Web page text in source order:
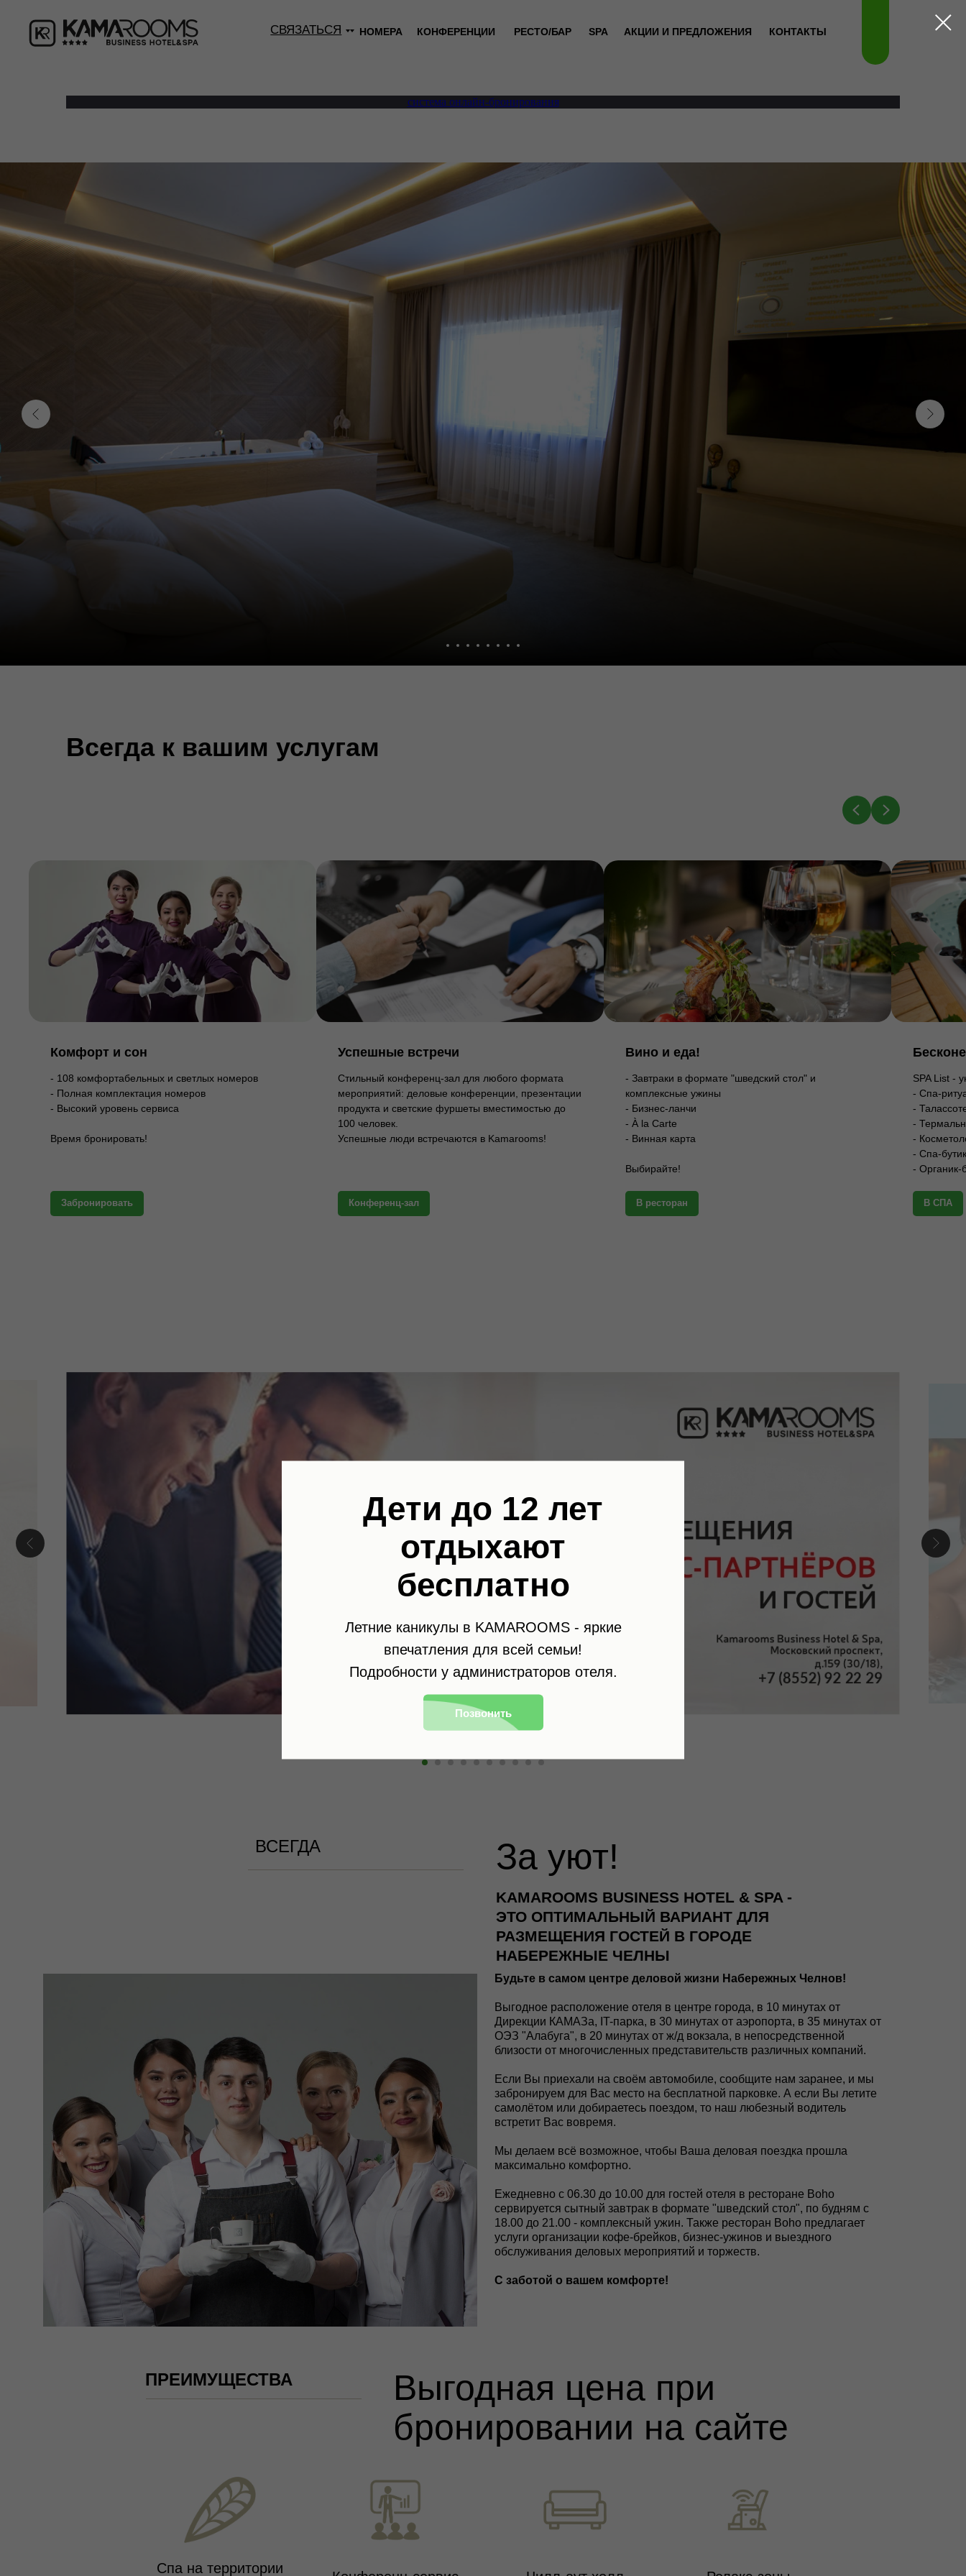
СВЯЗАТЬСЯ НОМЕРА КОНФЕРЕНЦИИ РЕСТО/БАР SPA АКЦИИ И ПРЕДЛОЖЕНИЯ КОНТАКТЫ
система онлайн-бронирования
Всегда к вашим услугам
Комфорт и сон
- 108 комфортабельных и светлых номеров
- Полная комплектация номеров
- Высокий уровень сервиса
Время бронировать!
Забронировать
Успешные встречи
Стильный конференц-зал для любого формата
мероприятий: деловые конференции, презентации
продукта и светские фуршеты вместимостью до
100 человек. ‍
Успешные люди встречаются в Kamarooms!
Конференц-зал
Вино и еда!
- Завтраки в формате "шведский стол" и
комплексные ужины
- Бизнес-ланчи
- À la Carte
- Винная карта
Выбирайте!
В ресторан
SPA List -
- Спа-
-
-
-
- Спа-бутик
- Органик-
В СПА
ВСЕГДА
KAMAROOMS BUSINESS HOTEL & SPA -
ЭТО ОПТИМАЛЬНЫЙ ВАРИАНТ ДЛЯ
РАЗМЕЩЕНИЯ ГОСТЕЙ В ГОРОДЕ
НАБЕРЕЖНЫЕ ЧЕЛНЫ
За уют!
Будьте в самом центре деловой жизни Набережных Челнов!
Выгодное расположение отеля в центре города, в 10 минутах от
Дирекции КАМАЗа, IT-парка, в 30 минутах от аэропорта, в 35 минутах от
ОЭЗ "Алабуга", в 20 минутах от ж/д вокзала, в непосредственной
близости от многочисленных представительств различных компаний.
Если Вы приехали на своём автомобиле, сообщите нам заранее, и мы
забронируем для Вас место на бесплатной парковке. А если Вы летите
самолётом или добираетесь поездом, то наш любезный водитель
встретит Вас вовремя.
Мы делаем всё возможное, чтобы Ваша деловая поездка прошла
максимально комфортно.
Ежедневно с 06.30 до 10.00 для гостей отеля в ресторане Boho
сервируется сытный завтрак в формате "шведский стол", по будням с
18.00 до 21.00 - комплексный ужин. Также ресторан Boho предлагает
услуги организации кофе-брейков, бизнес-ужинов и выездного
обслуживания деловых мероприятий и торжеств.
С заботой о вашем комфорте!
ПРЕИМУЩЕСТВА
Выгодная цена при
бронировании на сайте
Спа на территории
Дети до 12 лет
отдыхают
бесплатно
Летние каникулы в KAMAROOMS - яркие
впечатления для всей семьи!
Подробности у администраторов отеля.
Позвонить